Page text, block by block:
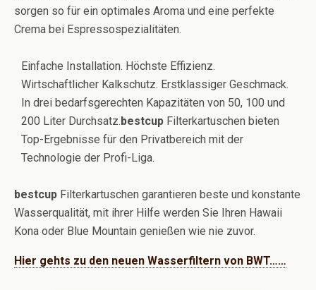
sorgen so für ein optimales Aroma und eine perfekte
Crema bei Espressospezialitäten.
Einfache Installation. Höchste Effizienz.
Wirtschaftlicher Kalkschutz. Erstklassiger Geschmack.
In drei bedarfsgerechten Kapazitäten von 50, 100 und
200 Liter Durchsatz.bestcup Filterkartuschen bieten
Top-Ergebnisse für den Privatbereich mit der
Technologie der Profi-Liga.
bestcup Filterkartuschen garantieren beste und konstante
Wasserqualität, mit ihrer Hilfe werden Sie Ihren Hawaii
Kona oder Blue Mountain genießen wie nie zuvor.
Hier gehts zu den neuen Wasserfiltern von BWT……